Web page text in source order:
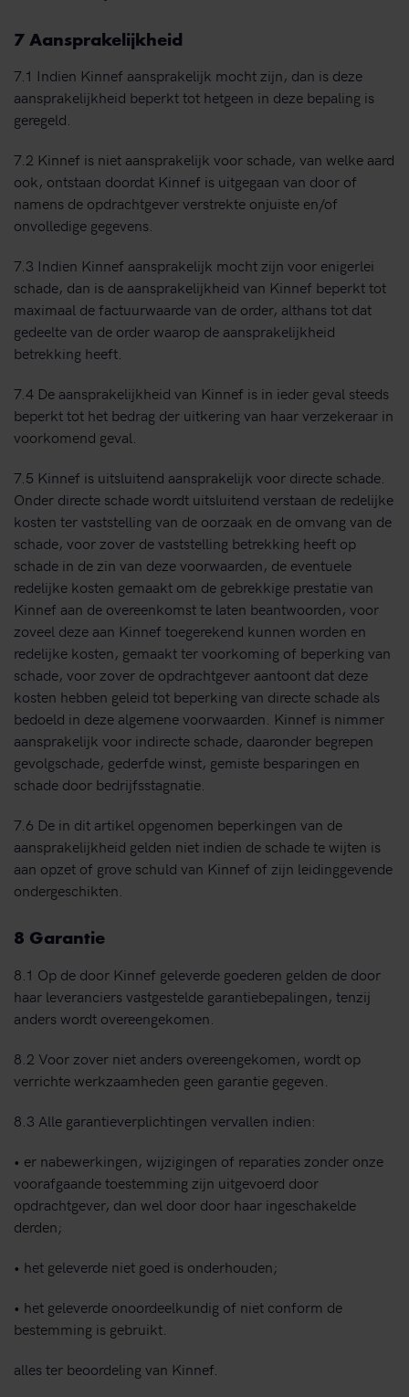
7 Aansprakelijkheid
7.1 Indien Kinnef aansprakelijk mocht zijn, dan is deze
aansprakelijkheid beperkt tot hetgeen in deze bepaling is
geregeld.
7.2 Kinnef is niet aansprakelijk voor schade, van welke aard
ook, ontstaan doordat Kinnef is uitgegaan van door of
namens de opdrachtgever verstrekte onjuiste en/of
onvolledige gegevens.
7.3 Indien Kinnef aansprakelijk mocht zijn voor enigerlei
schade, dan is de aansprakelijkheid van Kinnef beperkt tot
maximaal de factuurwaarde van de order, althans tot dat
gedeelte van de order waarop de aansprakelijkheid
betrekking heeft.
7.4 De aansprakelijkheid van Kinnef is in ieder geval steeds
beperkt tot het bedrag der uitkering van haar verzekeraar in
voorkomend geval.
7.5 Kinnef is uitsluitend aansprakelijk voor directe schade.
Onder directe schade wordt uitsluitend verstaan de redelijke
kosten ter vaststelling van de oorzaak en de omvang van de
schade, voor zover de vaststelling betrekking heeft op
schade in de zin van deze voorwaarden, de eventuele
redelijke kosten gemaakt om de gebrekkige prestatie van
Kinnef aan de overeenkomst te laten beantwoorden, voor
zoveel deze aan Kinnef toegerekend kunnen worden en
redelijke kosten, gemaakt ter voorkoming of beperking van
schade, voor zover de opdrachtgever aantoont dat deze
kosten hebben geleid tot beperking van directe schade als
bedoeld in deze algemene voorwaarden. Kinnef is nimmer
aansprakelijk voor indirecte schade, daaronder begrepen
gevolgschade, gederfde winst, gemiste besparingen en
schade door bedrijfsstagnatie.
7.6 De in dit artikel opgenomen beperkingen van de
aansprakelijkheid gelden niet indien de schade te wijten is
aan opzet of grove schuld van Kinnef of zijn leidinggevende
ondergeschikten.
8 Garantie
8.1 Op de door Kinnef geleverde goederen gelden de door
haar leveranciers vastgestelde garantiebepalingen, tenzij
anders wordt overeengekomen.
8.2 Voor zover niet anders overeengekomen, wordt op
verrichte werkzaamheden geen garantie gegeven.
8.3 Alle garantieverplichtingen vervallen indien:
• er nabewerkingen, wijzigingen of reparaties zonder onze
voorafgaande toestemming zijn uitgevoerd door
opdrachtgever, dan wel door door haar ingeschakelde
derden;
• het geleverde niet goed is onderhouden;
• het geleverde onoordeelkundig of niet conform de
bestemming is gebruikt.
alles ter beoordeling van Kinnef.